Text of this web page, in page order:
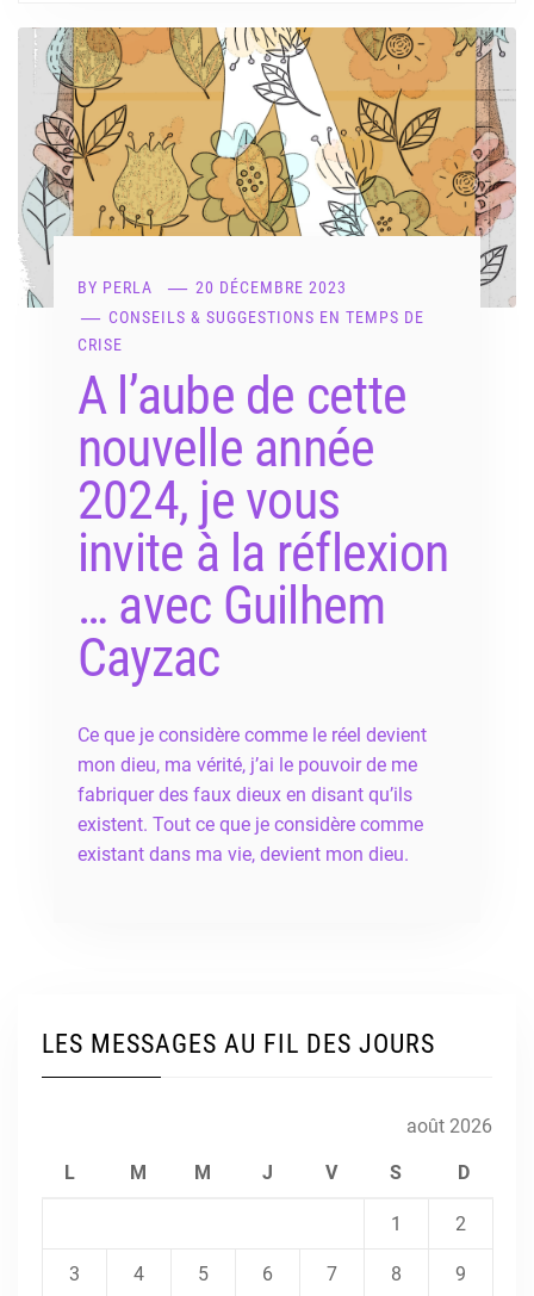
BY PERLA
20 DÉCEMBRE 2023
CONSEILS & SUGGESTIONS EN TEMPS DE
CRISE
A l’aube de cette
nouvelle année
2024, je vous
invite à la réflexion
… avec Guilhem
Cayzac
Ce que je considère comme le réel devient
mon dieu, ma vérité, j’ai le pouvoir de me
fabriquer des faux dieux en disant qu’ils
existent. Tout ce que je considère comme
existant dans ma vie, devient mon dieu.
LES MESSAGES AU FIL DES JOURS
août 2026
L M M J V S D
1 2
3 4 5 6 7 8 9